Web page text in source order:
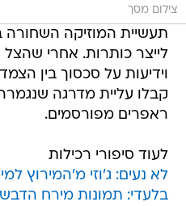
צילום מסך
תעשיית המוזיקה
לייצר כותרות. אחרי שהצל
וידיעות על סכסוך בין
קבלו עליית מדרגה
ראפרים מפורסמים.
לעוד סיפורי רכילות
לא נעים: ג'וזי מ'המירוץ
בלעדי: תמונות מירח